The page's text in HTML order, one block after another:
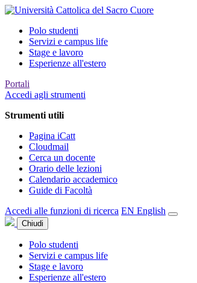
Polo studenti
Servizi e campus life
Stage e lavoro
Esperienze all'estero
Portali
Accedi agli strumenti
Strumenti utili
Pagina iCatt
Cloudmail
Cerca un docente
Orario delle lezioni
Calendario accademico
Guide di Facoltà
Accedi alle funzioni di ricerca EN English
Chiudi
Polo studenti
Servizi e campus life
Stage e lavoro
Esperienze all'estero